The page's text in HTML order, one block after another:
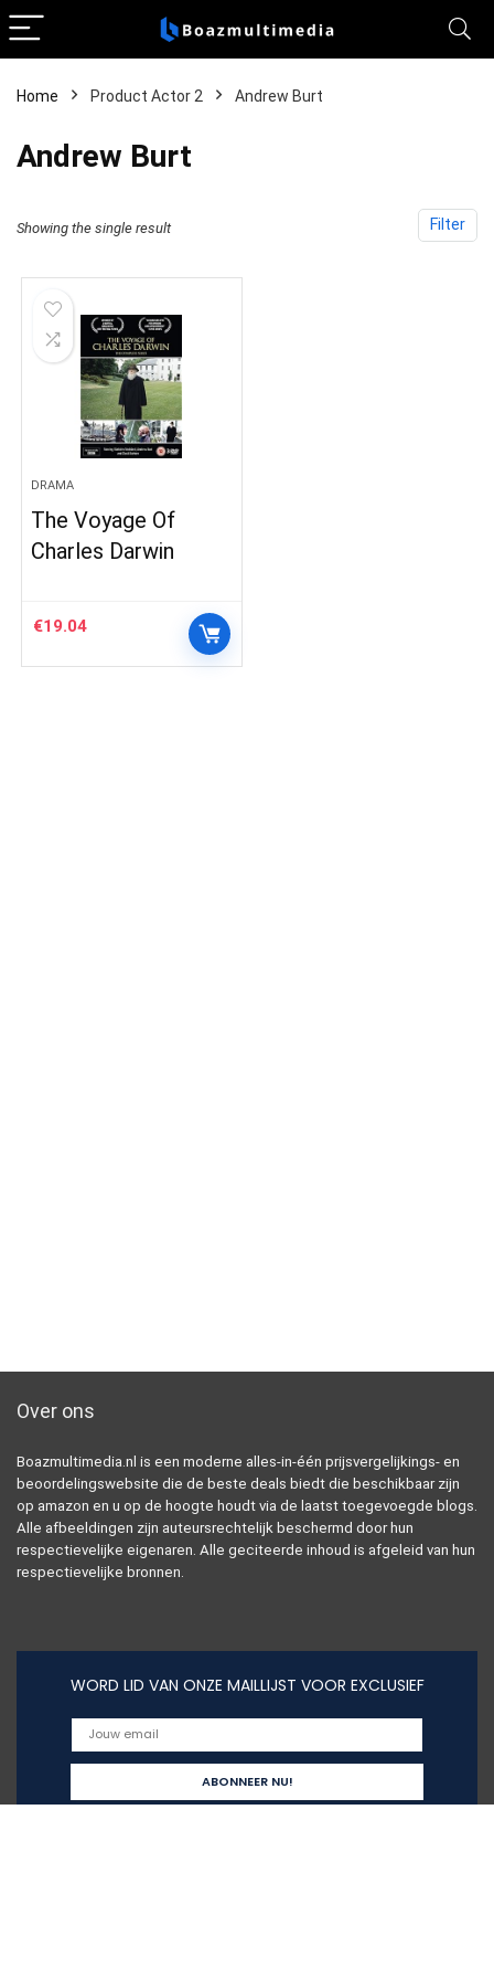
Home Product Actor 2 Andrew Burt
Andrew Burt
Filter
Showing the single result
DRAMA
The Voyage Of
Charles Darwin
€19.04
Over ons
Boazmultimedia.nl is een moderne alles-in-één prijsvergelijkings- en
beoordelingswebsite die de beste deals biedt die beschikbaar zijn
op amazon en u op de hoogte houdt via de laatst toegevoegde blogs.
Alle afbeeldingen zijn auteursrechtelijk beschermd door hun
respectievelijke eigenaren. Alle geciteerde inhoud is afgeleid van hun
respectievelijke bronnen.
WORD LID VAN ONZE MAILLIJST VOOR EXCLUSIEF